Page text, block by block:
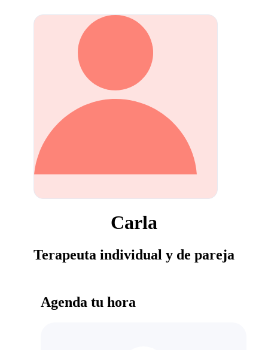
Carla
Terapeuta individual y de pareja
Agenda tu hora